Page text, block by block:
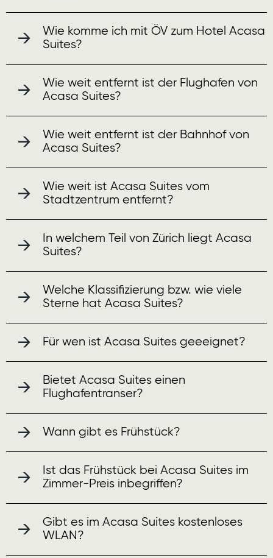
Wie komme ich mit ÖV zum Hotel Acasa
Suites?
Wie weit entfernt ist der Flughafen von
Acasa Suites?
Wie weit entfernt ist der Bahnhof von
Acasa Suites?
Wie weit ist Acasa Suites vom
Stadtzentrum entfernt?
In welchem Teil von Zürich liegt Acasa
Suites?
Welche Klassifizierung bzw. wie viele
Sterne hat Acasa Suites?
Für wen ist Acasa Suites geeeignet?
Bietet Acasa Suites einen
Flughafentranser?
Wann gibt es Frühstück?
Ist das Frühstück bei Acasa Suites im
Zimmer-Preis inbegriffen?
Gibt es im Acasa Suites kostenloses
WLAN?